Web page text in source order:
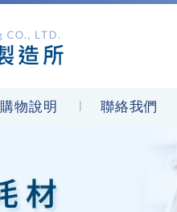
購物說明 聯絡我們